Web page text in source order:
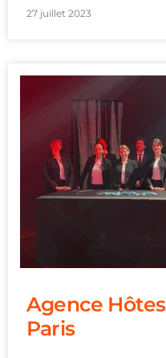
27 juillet 2023
Agence
Paris